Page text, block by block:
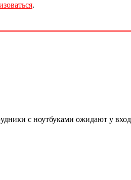
.
с ноутбуками ожидают у